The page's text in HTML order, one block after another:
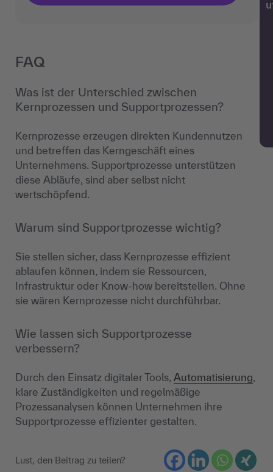
FAQ
Was ist der Unterschied zwischen
Kernprozessen und Supportprozessen?
Kernprozesse erzeugen direkten Kundennutzen
und betreffen das Kerngeschäft eines
Unternehmens. Supportprozesse unterstützen
diese Abläufe, sind aber selbst nicht
wertschöpfend.
Warum sind Supportprozesse wichtig?
Sie stellen sicher, dass Kernprozesse effizient
ablaufen können, indem sie Ressourcen,
Infrastruktur oder Know-how bereitstellen. Ohne
sie wären Kernprozesse nicht durchführbar.
Wie lassen sich Supportprozesse
verbessern?
Durch den Einsatz digitaler Tools, Automatisierung,
klare Zuständigkeiten und regelmäßige
Prozessanalysen können Unternehmen ihre
Supportprozesse effizienter gestalten.
Lust, den Beitrag zu teilen?